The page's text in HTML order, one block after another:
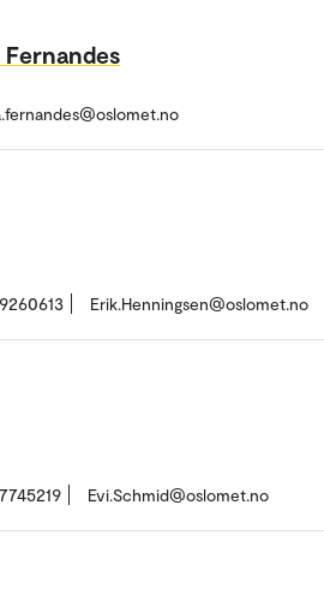
Erik.Henningsen@oslomet.no
Evi.Schmid@oslomet.no